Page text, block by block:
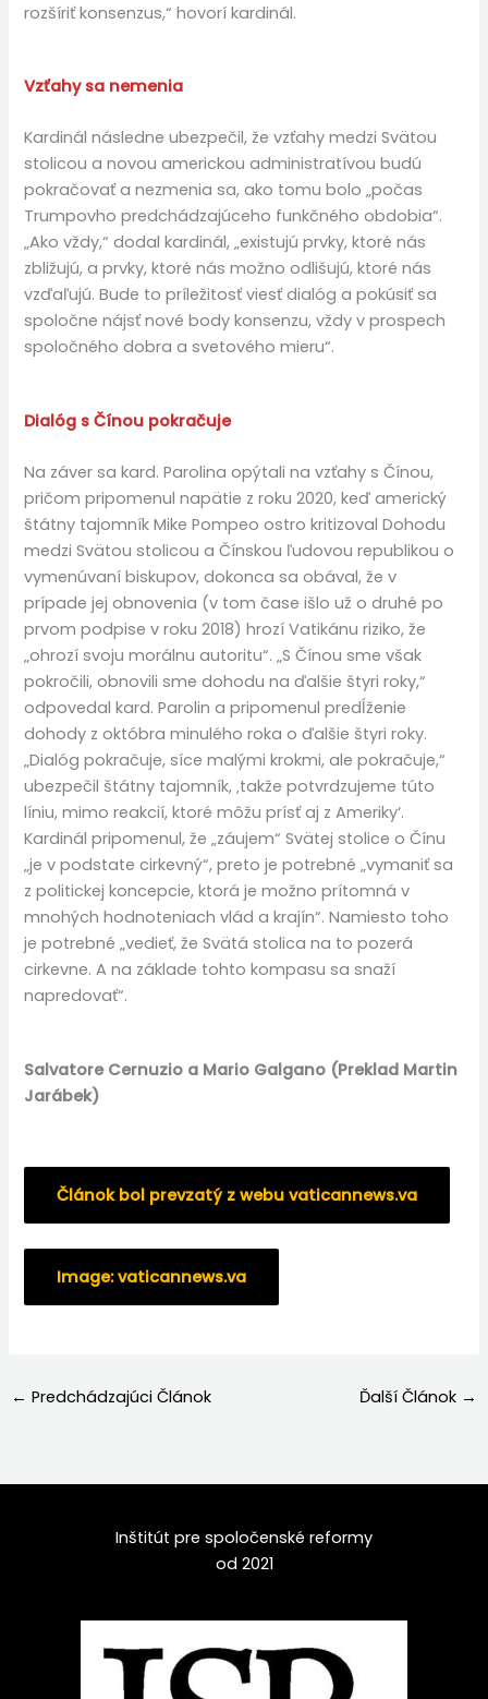
rozšíriť konsenzus,“ hovorí kardinál.
Vzťahy sa nemenia
Kardinál následne ubezpečil, že vzťahy medzi Svätou
stolicou a novou americkou administratívou budú
pokračovať a nezmenia sa, ako tomu bolo „počas
Trumpovho predchádzajúceho funkčného obdobia“.
„Ako vždy,“ dodal kardinál, „existujú prvky, ktoré nás
zbližujú, a prvky, ktoré nás možno odlišujú, ktoré nás
vzďaľujú. Bude to príležitosť viesť dialóg a pokúsiť sa
spoločne nájsť nové body konsenzu, vždy v prospech
spoločného dobra a svetového mieru“.
Dialóg s Čínou pokračuje
Na záver sa kard. Parolina opýtali na vzťahy s Čínou,
pričom pripomenul napätie z roku 2020, keď americký
štátny tajomník Mike Pompeo ostro kritizoval Dohodu
medzi Svätou stolicou a Čínskou ľudovou republikou o
vymenúvaní biskupov, dokonca sa obával, že v
prípade jej obnovenia (v tom čase išlo už o druhé po
prvom podpise v roku 2018) hrozí Vatikánu riziko, že
„ohrozí svoju morálnu autoritu“. „S Čínou sme však
pokročili, obnovili sme dohodu na ďalšie štyri roky,“
odpovedal kard. Parolin a pripomenul predĺženie
dohody z októbra minulého roka o ďalšie štyri roky.
„Dialóg pokračuje, síce malými krokmi, ale pokračuje,“
ubezpečil štátny tajomník, ‚takže potvrdzujeme túto
líniu, mimo reakcií, ktoré môžu prísť aj z Ameriky‘.
Kardinál pripomenul, že „záujem“ Svätej stolice o Čínu
„je v podstate cirkevný“, preto je potrebné „vymaniť sa
z politickej koncepcie, ktorá je možno prítomná v
mnohých hodnoteniach vlád a krajín“. Namiesto toho
je potrebné „vedieť, že Svätá stolica na to pozerá
cirkevne. A na základe tohto kompasu sa snaží
napredovať“.
Salvatore Cernuzio a Mario Galgano (Preklad Martin
Jarábek)
Článok bol prevzatý z webu vaticannews.va
Image: vaticannews.va
← Predchádzajúci Článok Ďalší Článok →
Inštitút pre spoločenské reformy
od 2021